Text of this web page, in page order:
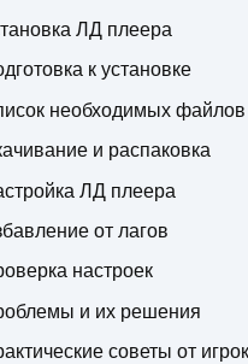
ЛД плеера
к установке
необходимых файлов
и распаковка
ЛД плеера
от лагов
настроек
и их решения
советы от